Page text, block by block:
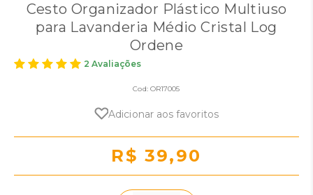
Cesto Organizador Plástico Multiuso
para Lavanderia Médio Cristal Log
Ordene
2 Avaliações
Cod: OR17005
Adicionar aos favoritos
R$ 39,90